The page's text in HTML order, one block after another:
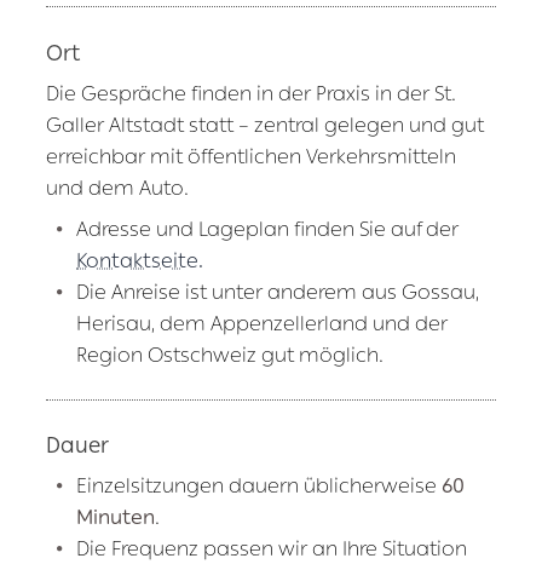
Ort
Die Gespräche finden in der Praxis in der St.
Galler Altstadt statt – zentral gelegen und gut
erreichbar mit öffentlichen Verkehrsmitteln
und dem Auto.
Adresse und Lageplan finden Sie auf der
Kontaktseite.
Die Anreise ist unter anderem aus Gossau,
Herisau, dem Appenzellerland und der
Region Ostschweiz gut möglich.
Dauer
Einzelsitzungen dauern üblicherweise 60
Minuten.
Die Frequenz passen wir an Ihre Situation